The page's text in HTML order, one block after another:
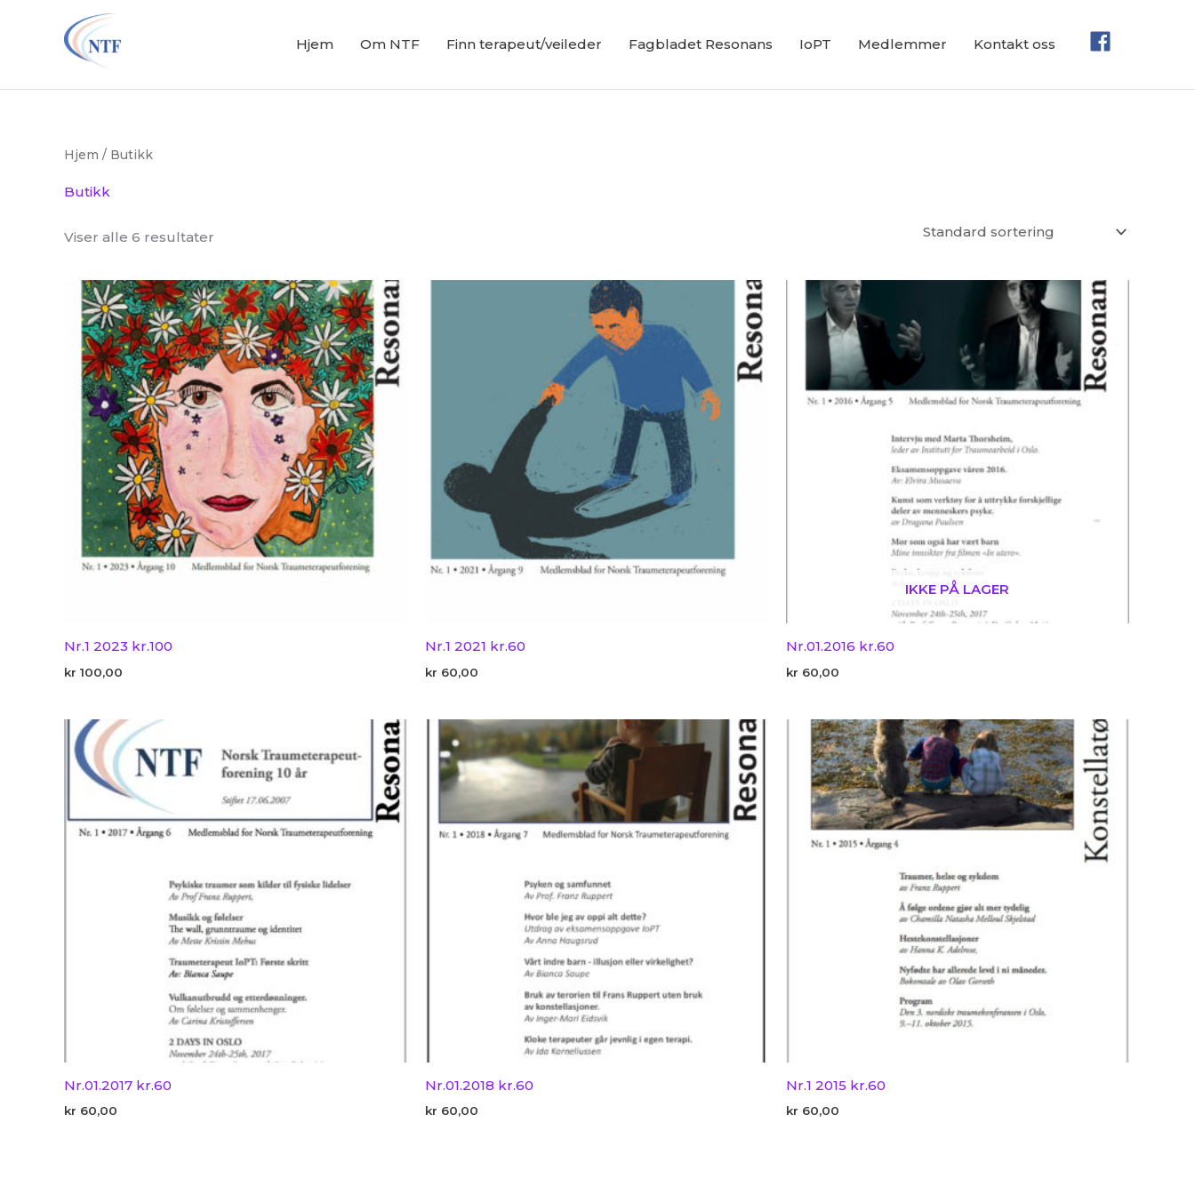
Hjem Om NTF Finn terapeut/veileder Fagbladet Resonans IoPT Medlemmer Kontakt oss
Hjem / Butikk
Butikk
Viser alle 6 resultater
Nr.1 2023 kr.100
kr 100,00
Nr.1 2021 kr.60
kr 60,00
IKKE PÅ LAGER
Nr.01.2016 kr.60
kr 60,00
Nr.01.2017 kr.60
kr 60,00
Nr.01.2018 kr.60
kr 60,00
Nr.1 2015 kr.60
kr 60,00